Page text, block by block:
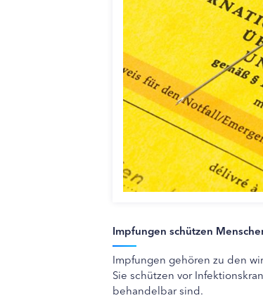
Impfungen schützen
Impfungen gehören zu den
Sie schützen vor
behandelbar sind.